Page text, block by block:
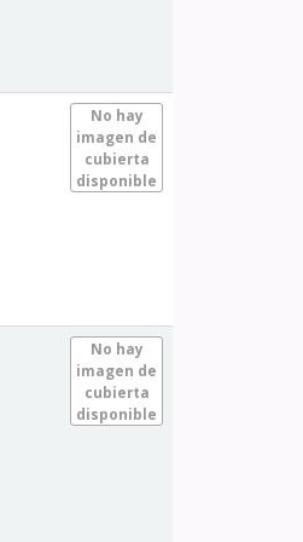
No hay
imagen de
cubierta
disponible
No hay
imagen de
cubierta
disponible